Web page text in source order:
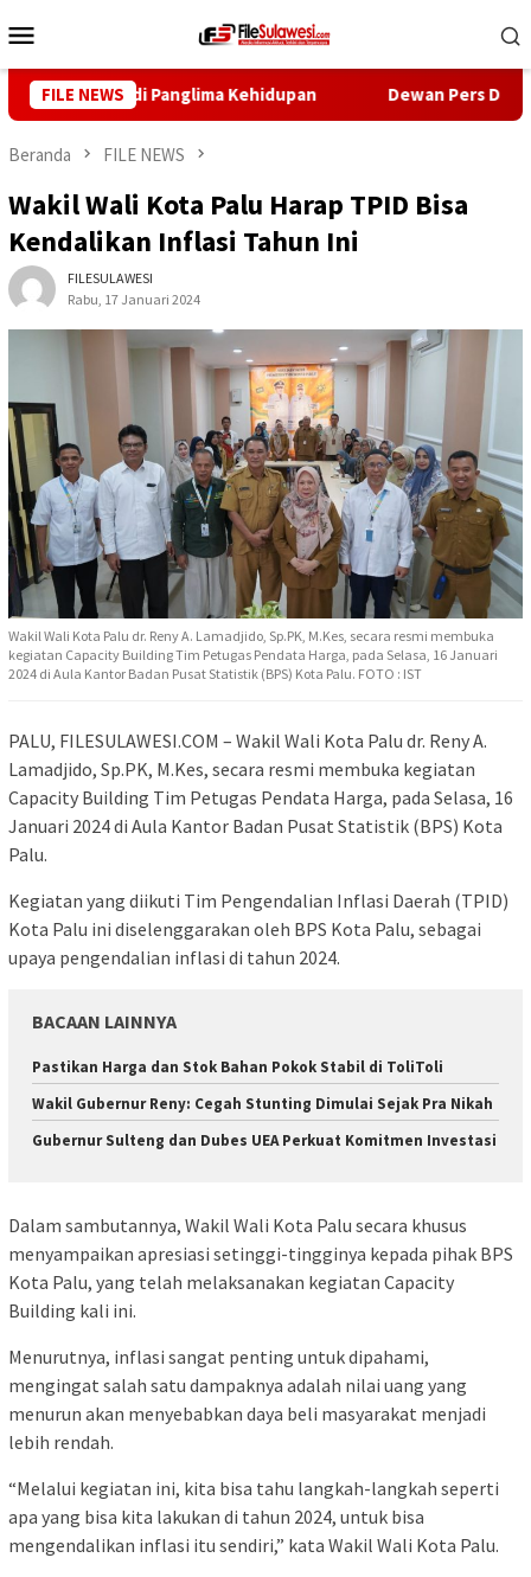
ke
Mobile
FILE NEWS
Jadi Panglima Kehidupan Dewan Pers Dorong
Beranda FILE NEWS
Wakil Wali Kota Palu Harap TPID Bisa
Kendalikan Inflasi Tahun Ini
FILESULAWESI
Rabu, 17 Januari 2024
Wakil Wali Kota Palu dr. Reny A. Lamadjido, Sp.PK, M.Kes, secara resmi membuka
kegiatan Capacity Building Tim Petugas Pendata Harga, pada Selasa, 16 Januari
2024 di Aula Kantor Badan Pusat Statistik (BPS) Kota Palu. FOTO : IST
PALU, FILESULAWESI.COM – Wakil Wali Kota Palu dr. Reny A.
Lamadjido, Sp.PK, M.Kes, secara resmi membuka kegiatan
Capacity Building Tim Petugas Pendata Harga, pada Selasa, 16
Januari 2024 di Aula Kantor Badan Pusat Statistik (BPS) Kota
Palu.
Kegiatan yang diikuti Tim Pengendalian Inflasi Daerah (TPID)
Kota Palu ini diselenggarakan oleh BPS Kota Palu, sebagai
upaya pengendalian inflasi di tahun 2024.
BACAAN LAINNYA
Pastikan Harga dan Stok Bahan Pokok Stabil di ToliToli
Wakil Gubernur Reny: Cegah Stunting Dimulai Sejak Pra Nikah
Gubernur Sulteng dan Dubes UEA Perkuat Komitmen Investasi
Dalam sambutannya, Wakil Wali Kota Palu secara khusus
menyampaikan apresiasi setinggi-tingginya kepada pihak BPS
Kota Palu, yang telah melaksanakan kegiatan Capacity
Building kali ini.
Menurutnya, inflasi sangat penting untuk dipahami,
mengingat salah satu dampaknya adalah nilai uang yang
menurun akan menyebabkan daya beli masyarakat menjadi
lebih rendah.
“Melalui kegiatan ini, kita bisa tahu langkah-langkah seperti
apa yang bisa kita lakukan di tahun 2024, untuk bisa
mengendalikan inflasi itu sendiri,” kata Wakil Wali Kota Palu.